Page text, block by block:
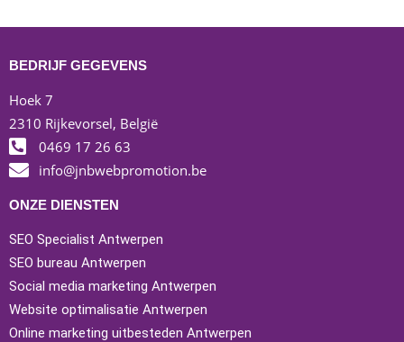
BEDRIJF GEGEVENS
Hoek 7
2310 Rijkevorsel, België
0469 17 26 63
info@jnbwebpromotion.be
ONZE DIENSTEN
SEO Specialist Antwerpen
SEO bureau Antwerpen
Social media marketing Antwerpen
Website optimalisatie Antwerpen
Online marketing uitbesteden Antwerpen